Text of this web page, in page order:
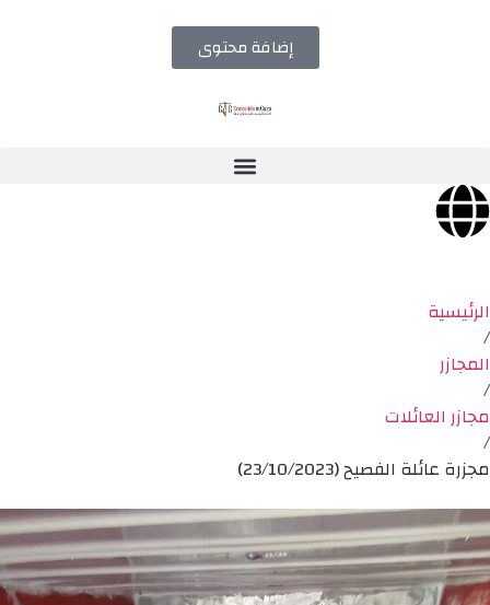
إضافة محتوى
الرئيسية
/
المجازر
/
مجازر العائلات
/
مجزرة عائلة الفصيح (23/10/2023)